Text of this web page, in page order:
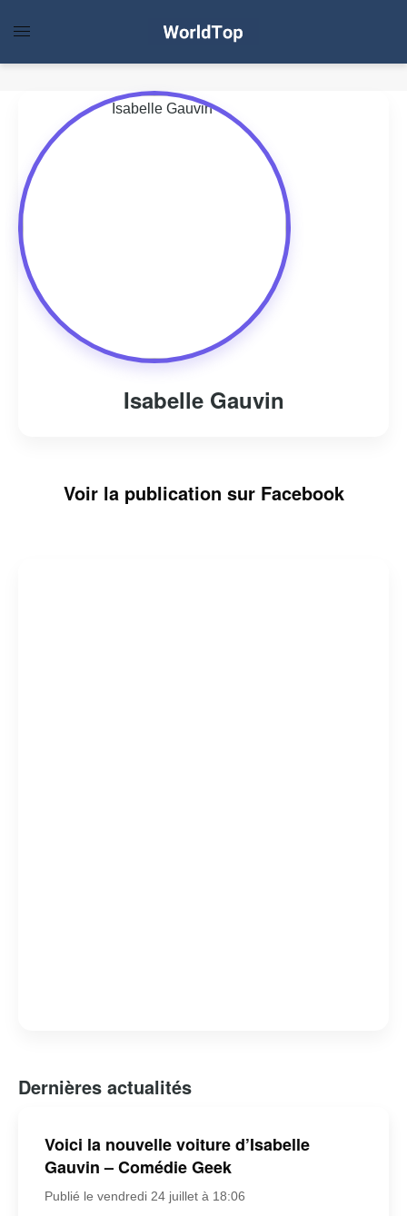
Isabelle Gauvin
Voir la publication sur Facebook
Dernières actualités
Voici la nouvelle voiture d’Isabelle
Gauvin – Comédie Geek
Publié le vendredi 24 juillet à 18:06